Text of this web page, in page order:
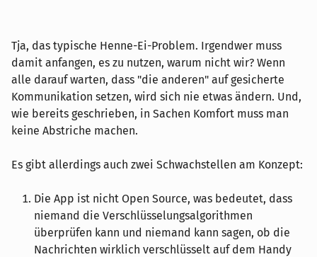
Tja, das typische Henne-Ei-Problem. Irgendwer muss
damit anfangen, es zu nutzen, warum nicht wir? Wenn
alle darauf warten, dass "die anderen" auf gesicherte
Kommunikation setzen, wird sich nie etwas ändern. Und,
wie bereits geschrieben, in Sachen Komfort muss man
keine Abstriche machen.
Es gibt allerdings auch zwei Schwachstellen am Konzept:
Die App ist nicht Open Source, was bedeutet, dass
niemand die Verschlüsselungsalgorithmen
überprüfen kann und niemand kann sagen, ob die
Nachrichten wirklich verschlüsselt auf dem Handy